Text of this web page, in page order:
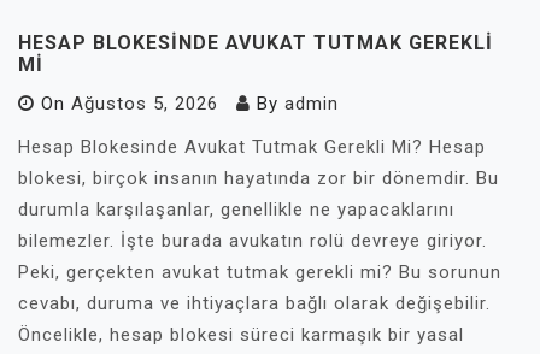
HESAP BLOKESINDE AVUKAT TUTMAK GEREKLI
MI
On Ağustos 5, 2026 By admin
Hesap Blokesinde Avukat Tutmak Gerekli Mi? Hesap
blokesi, birçok insanın hayatında zor bir dönemdir. Bu
durumla karşılaşanlar, genellikle ne yapacaklarını
bilemezler. İşte burada avukatın rolü devreye giriyor.
Peki, gerçekten avukat tutmak gerekli mi? Bu sorunun
cevabı, duruma ve ihtiyaçlara bağlı olarak değişebilir.
Öncelikle, hesap blokesi süreci karmaşık bir yasal